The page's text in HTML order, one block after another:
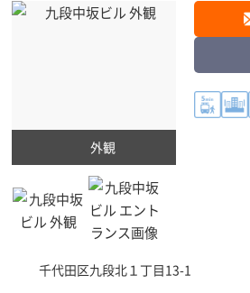
外観
千代田区九段北１丁目13-1